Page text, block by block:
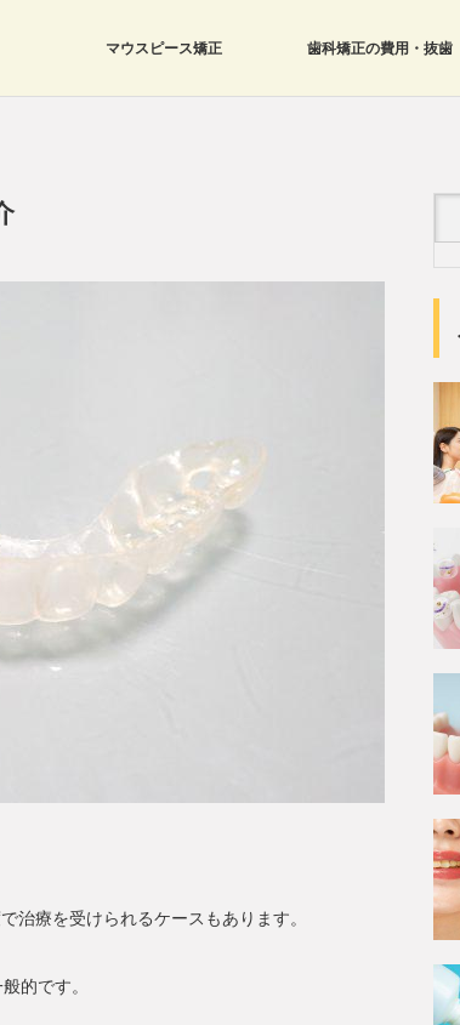
マウスピース矯正 歯科矯正の費用・抜歯
治療を受けられるケースもあります。
的です。